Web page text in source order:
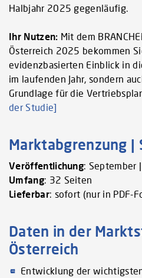
Halbjahr 2025 gegenläufig.
Ihr Nutzen: Mit dem
Österreich 2025 bekommen
evidenzbasierten Einblick in
im laufenden Jahr, sondern
Grundlage für die
der Studie]
Marktabgrenzung |
Veröffentlichung: September
Umfang: 32 Seiten
Lieferbar: sofort (nur in PDF-
Daten in der
Österreich
Entwicklung der